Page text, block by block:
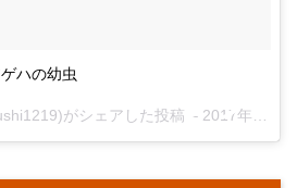
ハの幼虫
がシェアした投稿 – 2017年 6月月21日午後4時09分PDT